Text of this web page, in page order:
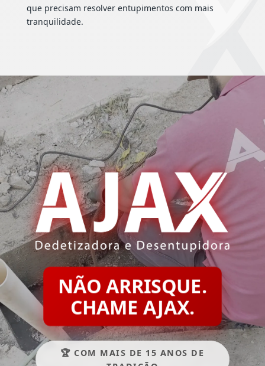
que precisam resolver entupimentos com mais
tranquilidade.
NÃO ARRISQUE.
CHAME AJAX.
🏆 COM MAIS DE 15 ANOS DE